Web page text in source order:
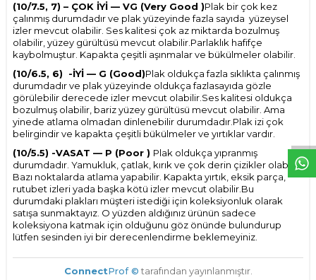
(10/7.5, 7) – ÇOK İYİ — VG (Very Good )Plak bir çok kez
çalınmış durumdadır ve plak yüzeyinde fazla sayıda yüzeysel
izler mevcut olabilir. Ses kalitesi çok az miktarda bozulmuş
olabilir, yüzey gürültüsü mevcut olabilir.Parlaklık hafifçe
kaybolmuştur. Kapakta çeşitli aşınmalar ve bükülmeler olabilir.
(10/6.5, 6) -İYİ — G (Good)Plak oldukça fazla sıklıkta çalınmış
durumdadır ve plak yüzeyinde oldukça fazlasayıda gözle
görülebilir derecede izler mevcut olabilir.Ses kalitesi oldukça
bozulmuş olabilir, bariz yüzey gürültüsü mevcut olabilir. Ama
yinede atlama olmadan dinlenebilir durumdadır.Plak izi çok
belirgindir ve kapakta çeşitli bükülmeler ve yırtıklar vardır.
(10/5.5) -VASAT — P (Poor ) Plak oldukça yıpranmış
durumdadır. Yamukluk, çatlak, kırık ve çok derin çizikler olabilir.
Bazı noktalarda atlama yapabilir. Kapakta yırtık, eksik parça,
rutubet izleri yada başka kötü izler mevcut olabilir.Bu
durumdaki plakları müşteri istediği için koleksiyonluk olarak
satışa sunmaktayız. O yüzden aldığınız ürünün sadece
koleksiyona katmak için olduğunu göz önünde bulundurup
lütfen sesinden iyi bir derecenlendirme beklemeyiniz.
ConnectProf © tarafından yayınlanmıştır.